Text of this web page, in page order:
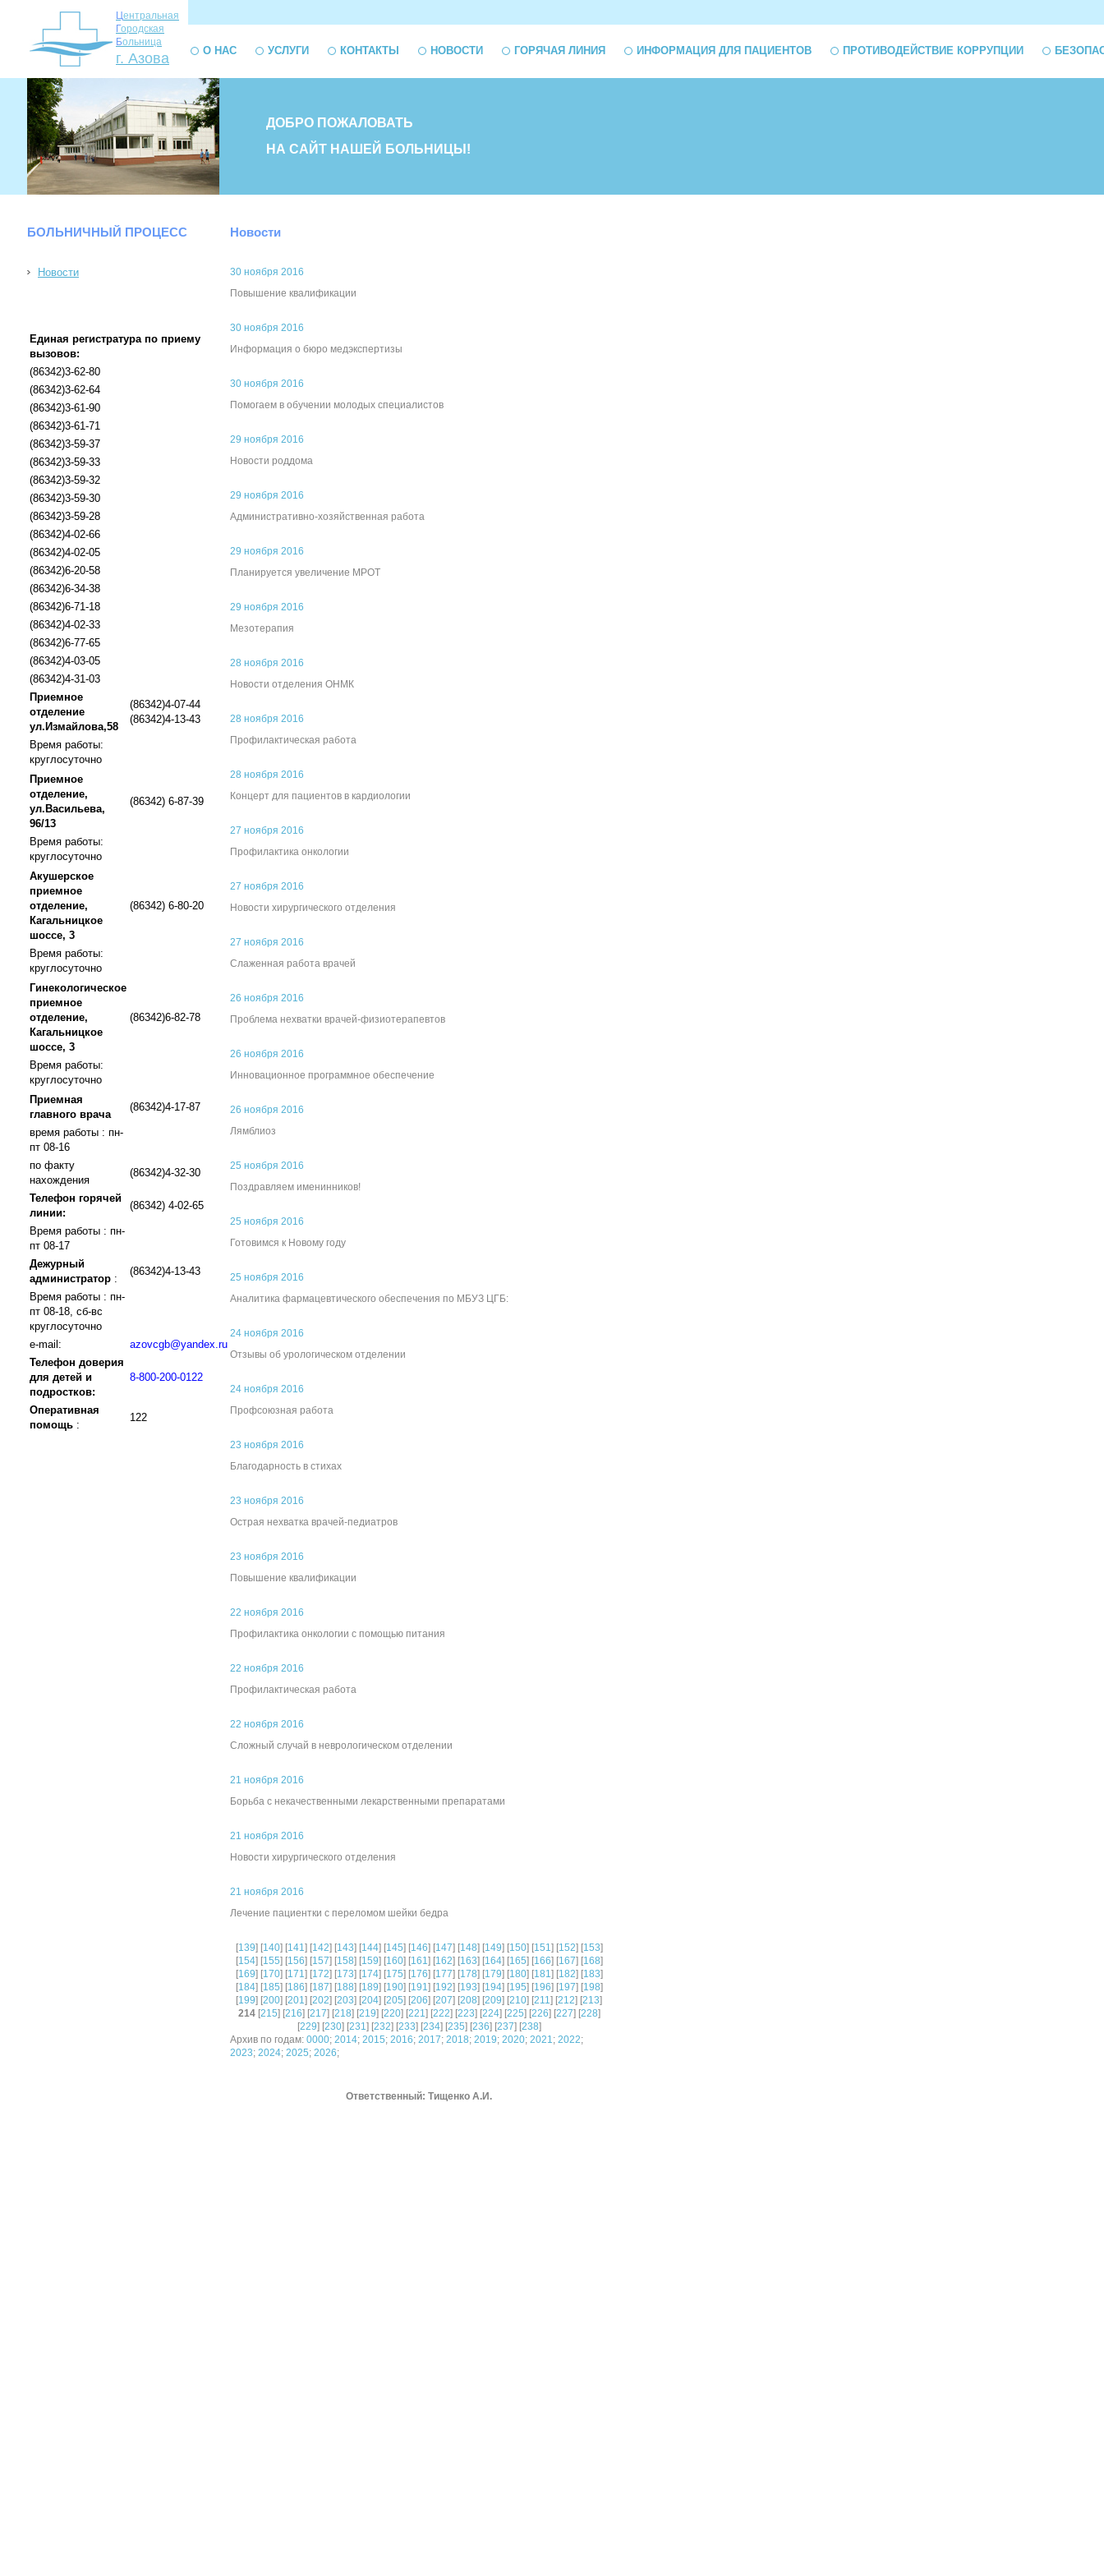
Центральная
Городская
Больница
г. Азова О НАС УСЛУГИ КОНТАКТЫ НОВОСТИ ГОРЯЧАЯ ЛИНИЯ ИНФОРМАЦИЯ ДЛЯ ПАЦИЕНТОВ ПРОТИВОДЕЙСТВИЕ КОРРУПЦИИ
ДОБРО ПОЖАЛОВАТЬ
НА САЙТ НАШЕЙ БОЛЬНИЦЫ!
БОЛЬНИЧНЫЙ ПРОЦЕСС
Новости
Единая регистратура по приему
вызовов:
(86342)3-62-80
(86342)3-62-64
(86342)3-61-90
(86342)3-61-71
(86342)3-59-37
(86342)3-59-33
(86342)3-59-32
(86342)3-59-30
(86342)3-59-28
(86342)4-02-66
(86342)4-02-05
(86342)6-20-58
(86342)6-34-38
(86342)6-71-18
(86342)4-02-33
(86342)6-77-65
(86342)4-03-05
(86342)4-31-03
Приемное
отделение
ул.Измайлова,58
(86342)4-07-44
(86342)4-13-43
Время работы:
круглосуточно
Приемное
отделение,
ул.Васильева,
96/13
(86342) 6-87-39
Время работы:
круглосуточно
Акушерское
приемное
отделение,
Кагальницкое
шоссе, 3
(86342) 6-80-20
Время работы:
круглосуточно
Гинекологическое
приемное
отделение,
Кагальницкое
шоссе, 3
(86342)6-82-78
Время работы:
круглосуточно
Приемная
главного врача
(86342)4-17-87
время работы : пн-
пт 08-16
по факту
нахождения
(86342)4-32-30
Телефон горячей
линии:
(86342) 4-02-65
Время работы : пн-
пт 08-17
Дежурный
администратор :
(86342)4-13-43
Время работы : пн-
пт 08-18, сб-вс
круглосуточно
e-mail:
azovcgb@yandex.ru
Телефон доверия
для детей и
подростков:
8-800-200-0122
Оперативная
помощь :
122
Новости
30 ноября 2016
Повышение квалификации
30 ноября 2016
Информация о бюро медэкспертизы
30 ноября 2016
Помогаем в обучении молодых специалистов
29 ноября 2016
Новости роддома
29 ноября 2016
Административно-хозяйственная работа
29 ноября 2016
Планируется увеличение МРОТ
29 ноября 2016
Мезотерапия
28 ноября 2016
Новости отделения ОНМК
28 ноября 2016
Профилактическая работа
28 ноября 2016
Концерт для пациентов в кардиологии
27 ноября 2016
Профилактика онкологии
27 ноября 2016
Новости хирургического отделения
27 ноября 2016
Слаженная работа врачей
26 ноября 2016
Проблема нехватки врачей-физиотерапевтов
26 ноября 2016
Инновационное программное обеспечение
26 ноября 2016
Лямблиоз
25 ноября 2016
Поздравляем именинников!
25 ноября 2016
Готовимся к Новому году
25 ноября 2016
Аналитика фармацевтического обеспечения по МБУЗ ЦГБ:
24 ноября 2016
Отзывы об урологическом отделении
24 ноября 2016
Профсоюзная работа
23 ноября 2016
Благодарность в стихах
23 ноября 2016
Острая нехватка врачей-педиатров
23 ноября 2016
Повышение квалификации
22 ноября 2016
Профилактика онкологии с помощью питания
22 ноября 2016
Профилактическая работа
22 ноября 2016
Сложный случай в неврологическом отделении
21 ноября 2016
Борьба с некачественными лекарственными препаратами
21 ноября 2016
Новости хирургического отделения
21 ноября 2016
Лечение пациентки с переломом шейки бедра
[139] [140] [141] [142] [143] [144] [145] [146] [147] [148] [149] [150] [151] [152] [153]
[154] [155] [156] [157] [158] [159] [160] [161] [162] [163] [164] [165] [166] [167] [168]
[169] [170] [171] [172] [173] [174] [175] [176] [177] [178] [179] [180] [181] [182] [183]
[184] [185] [186] [187] [188] [189] [190] [191] [192] [193] [194] [195] [196] [197] [198]
[199] [200] [201] [202] [203] [204] [205] [206] [207] [208] [209] [210] [211] [212] [213]
214[215] [216] [217] [218] [219] [220] [221] [222] [223] [224] [225] [226] [227] [228]
[229] [230] [231] [232] [233] [234] [235] [236] [237] [238]
Архив по годам: 0000; 2014; 2015; 2016; 2017; 2018; 2019; 2020; 2021; 2022;
2023; 2024; 2025; 2026;
Ответственный: Тищенко А.И.